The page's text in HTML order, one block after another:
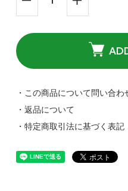
・この商品について問い合わ
・返品について
・特定商取引法に基づく表記